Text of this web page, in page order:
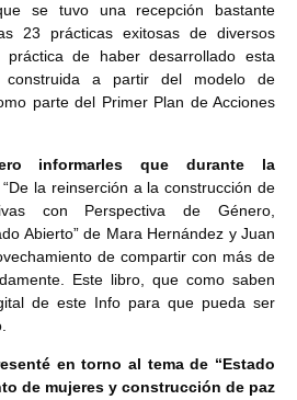
se tuvo una recepción bastante
23 prácticas exitosas de diversos
práctica de haber desarrollado esta
construida a partir del modelo de
parte del Primer Plan de Acciones
informarles que durante la
“De la reinserción a la construcción de
con Perspectiva de Género,
Abierto” de Mara Hernández y Juan
de compartir con más de
Este libro, que como saben
de este Info para que pueda ser
en torno al tema de “Estado
de mujeres y construcción de paz